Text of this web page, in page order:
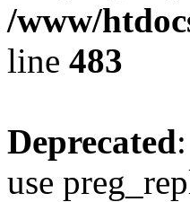
/www/
line 483
Deprecated
use